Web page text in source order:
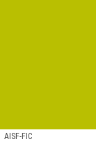
AISF-FIC